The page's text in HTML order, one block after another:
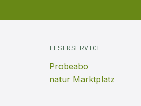
LESERSERVICE
Probeabo
natur Marktplatz